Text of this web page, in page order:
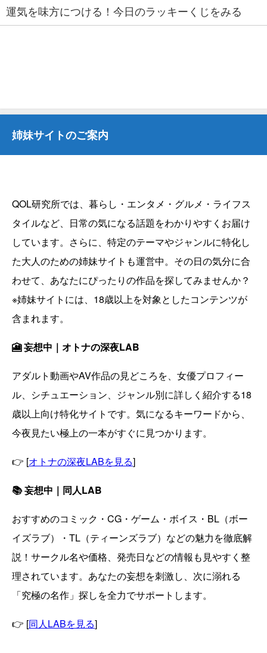
運気を味方につける！今日のラッキーくじをみる
姉妹サイトのご案内
QOL研究所では、暮らし・エンタメ・グルメ・ライフス
タイルなど、日常の気になる話題をわかりやすくお届け
しています。さらに、特定のテーマやジャンルに特化し
た大人のための姉妹サイトも運営中。その日の気分に合
わせて、あなたにぴったりの作品を探してみませんか？
※姉妹サイトには、18歳以上を対象としたコンテンツが
含まれます。
🎦 妄想中｜オトナの深夜LAB
アダルト動画やAV作品の見どころを、女優プロフィー
ル、シチュエーション、ジャンル別に詳しく紹介する18
歳以上向け特化サイトです。気になるキーワードから、
今夜見たい極上の一本がすぐに見つかります。
👉 [オトナの深夜LABを見る]
📚 妄想中｜同人LAB
おすすめのコミック・CG・ゲーム・ボイス・BL（ボー
イズラブ）・TL（ティーンズラブ）などの魅力を徹底解
説！サークル名や価格、発売日などの情報も見やすく整
理されています。あなたの妄想を刺激し、次に溺れる
「究極の名作」探しを全力でサポートします。
👉 [同人LABを見る]